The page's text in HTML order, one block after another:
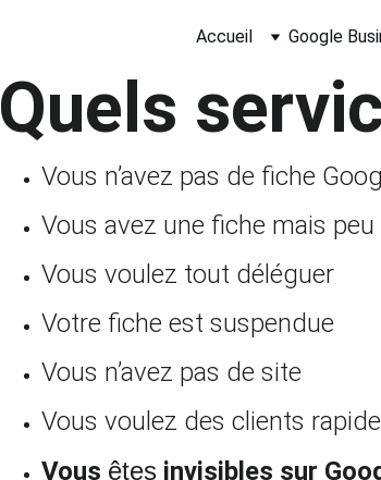
Accueil Google
Quels
Vous n’avez pas de fiche
Vous avez une fiche mais peu
Vous voulez tout déléguer
Votre fiche est suspendue
Vous n’avez pas de site
Vous voulez des clients
Vous êtes invisibles sur